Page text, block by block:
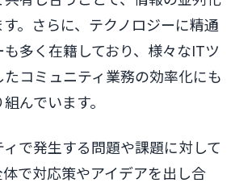
。さらに、テクノロジーに精通
も多く在籍しており、様々なITツ
コミュニティ業務の効率化にも
んでいます。
で発生する問題や課題に対して
で対応策やアイデアを出し合